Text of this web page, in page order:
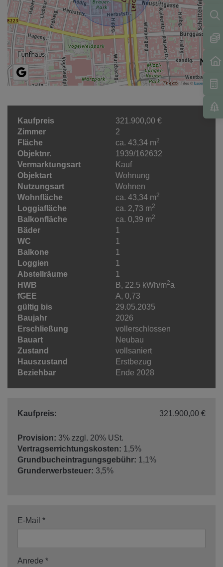
Tiles ©basemap.at
Kaufpreis
321.900,00 €
Zimmer
2
Fläche
ca. 43,34 m2
Objektnr.
1939/162632
Vermarktungsart
Kauf
Objektart
Wohnung
Nutzungsart
Wohnen
Wohnfläche
ca. 43,34 m2
Loggiafläche ca. 2,73 m2
Balkonfläche ca. 0,39 m2
Bäder
1
WC
1
Balkone
1
Loggien
1
Abstellräume
1
HWB
B, 22.5 kWh/m2a
fGEE
A, 0,73
gültig bis
29.05.2035
Baujahr
2026
Erschließung
vollerschlossen
Bauart
Neubau
Zustand
vollsaniert
Hauszustand
Erstbezug
Beziehbar
Ende 2028
Kaufpreis: 321.900,00 €
Provision: 3% zzgl. 20% USt.
Vertragserrichtungskosten: 1,5%
Grundbucheintragungsgebühr: 1,1%
Grunderwerbsteuer: 3,5%
E-Mail
Anrede